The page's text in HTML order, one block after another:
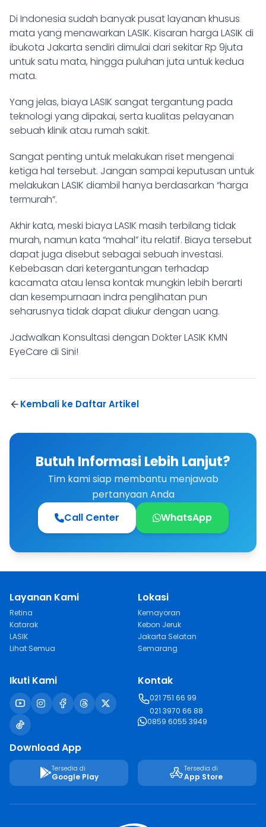
Di Indonesia sudah banyak pusat layanan khusus
mata yang menawarkan LASIK. Kisaran harga LASIK di
ibukota Jakarta sendiri dimulai dari sekitar Rp 9juta
untuk satu mata, hingga puluhan juta untuk kedua
mata.
Yang jelas, biaya LASIK sangat tergantung pada
teknologi yang dipakai, serta kualitas pelayanan
sebuah klinik atau rumah sakit.
Sangat penting untuk melakukan riset mengenai
ketiga hal tersebut. Jangan sampai keputusan untuk
melakukan LASIK diambil hanya berdasarkan “harga
termurah”.
Akhir kata, meski biaya LASIK masih terbilang tidak
murah, namun kata “mahal” itu relatif. Biaya tersebut
dapat juga disebut sebagai sebuah investasi.
Kebebasan dari ketergantungan terhadap
kacamata atau lensa kontak mungkin lebih berarti
dan kesempurnaan indra penglihatan pun
seharusnya tidak dapat diukur dengan uang.
Jadwalkan Konsultasi dengan Dokter LASIK KMN
EyeCare di Sini!
Kembali ke Daftar Artikel
Butuh Informasi Lebih Lanjut?
Tim kami siap membantu menjawab
pertanyaan Anda
Call Center
WhatsApp
Layanan Kami
Retina
Katarak
LASIK
Lihat Semua
Lokasi
Kemayoran
Kebon Jeruk
Jakarta Selatan
Semarang
Ikuti Kami Kontak
021 751 66 99
021 3970 66 88
0859 6055 3949
Download App
Tersedia di
Google Play
Tersedia di
App Store